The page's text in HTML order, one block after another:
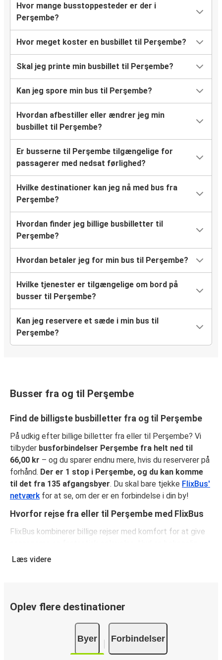
Hvor mange busstoppesteder er der i
Perşembe?
Hvor meget koster en busbillet til Perşembe?
Skal jeg printe min busbillet til Perşembe?
Kan jeg spore min bus til Perşembe?
Hvordan afbestiller eller ændrer jeg min
busbillet til Perşembe?
Er busserne til Perşembe tilgængelige for
passagerer med nedsat førlighed?
Hvilke destinationer kan jeg nå med bus fra
Perşembe?
Hvordan finder jeg billige busbilletter til
Perşembe?
Hvordan betaler jeg for min bus til Perşembe?
Hvilke tjenester er tilgængelige om bord på
busser til Perşembe?
Kan jeg reservere et sæde i min bus til
Perşembe?
Busser fra og til Perşembe
Find de billigste busbilletter fra og til Perşembe
På udkig efter billige billetter fra eller til Perşembe? Vi
tilbyder busforbindelser Perşembe fra helt ned til
66,00 kr – og du sparer endnu mere, hvis du reserverer på
forhånd. Der er 1 stop i Perşembe, og du kan komme
til det fra 135 afgangsbyer. Du skal bare tjekke FlixBus'
netværkfor at se, om der er en forbindelse i din by!
Hvorfor rejse fra eller til Perşembe med FlixBus
FlixBus kombinerer billige rejser med komfort for at give
rejse fra eller til Perşembe med vores faciliteter ombord,
Sådan reserverer du din busbillet fra eller til
Sådan reserverer du nemt en billet hos FlixBus: på denne
hjemmeside eller i den gratis FlixBus-app kan du
Læs videre
Oplev flere destinationer
Byer Forbindelser